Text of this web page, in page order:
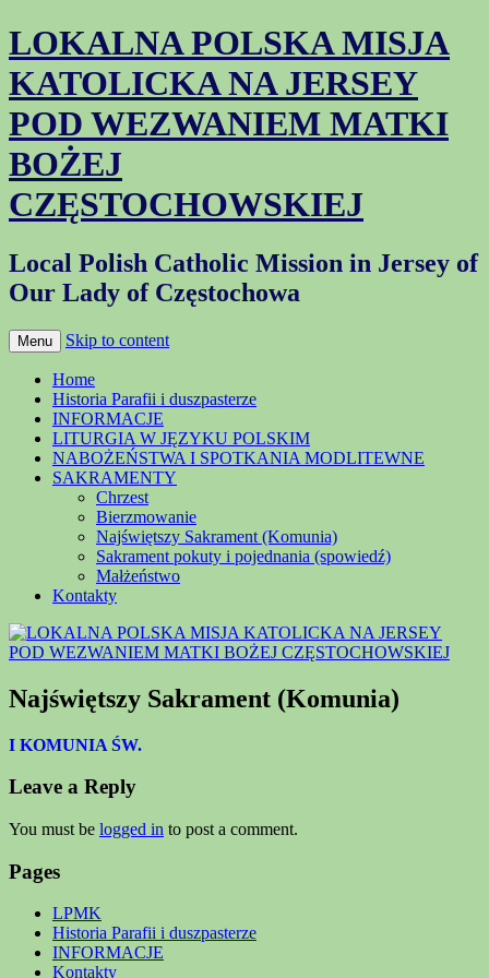
LOKALNA POLSKA MISJA
KATOLICKA NA JERSEY
POD WEZWANIEM MATKI
BOŻEJ
CZĘSTOCHOWSKIEJ
Local Polish Catholic Mission in Jersey of
Our Lady of Częstochowa
Menu Skip to content
Home
Historia Parafii i duszpasterze
INFORMACJE
LITURGIA W JĘZYKU POLSKIM
NABOŻEŃSTWA I SPOTKANIA MODLITEWNE
SAKRAMENTY
Chrzest
Bierzmowanie
Najświętszy Sakrament (Komunia)
Sakrament pokuty i pojednania (spowiedź)
Małżeństwo
Kontakty
Najświętszy Sakrament (Komunia)
I KOMUNIA ŚW.
Leave a Reply
You must be logged in to post a comment.
Pages
LPMK
Historia Parafii i duszpasterze
INFORMACJE
Kontakty